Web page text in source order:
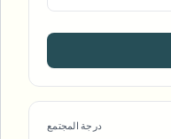
درجة المجتمع